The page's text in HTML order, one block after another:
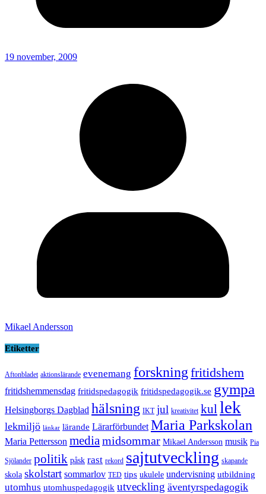
19 november, 2009
Mikael Andersson
Etiketter
Aftonbladet aktionslärande evenemang forskningfritidshem
fritidshemmensdag fritidspedagogik fritidspedagogik.se gympa
Helsingborgs Dagblad hälsning IKT jul kreativitet kul lek
lekmiljö länkar lärande Lärarförbundet Maria Parkskolan
Maria Pettersson mediamidsommar Mikael Andersson musik Pia
Sjölander politik påsk rast rekord sajtutveckling skapande
skola skolstart sommarlov TED tips ukulele undervisning utbildning
utomhus utomhuspedagogik utveckling äventyrspedagogik